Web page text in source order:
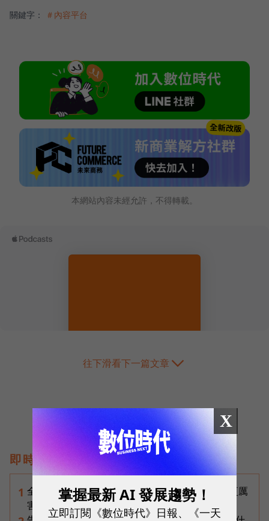
關鍵字： ＃內容平台
本網站內容未經允許，不得轉載。
往下滑看下一篇文章
即時熱門文章
1 全台最大全聯首日業績破百萬，蔡篤昌：還會有更厲
害的大型店！為何把餐廳健身房都搬上樓？
X
掌握最新 AI 發展趨勢！
立即訂閱《數位時代》日報、《一天